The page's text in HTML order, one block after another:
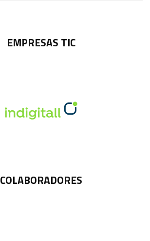
EMPRESAS TIC
COLABORADORES